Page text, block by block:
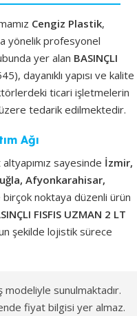
Cengiz Plastik,
yönelik profesyonel
yer alan BASINÇLI
dayanıklı yapısı ve kalite
ticari işletmelerin
üzere tedarik edilmektedir.
Ağı
sayesinde İzmir,
Afyonkarahisar,
noktaya düzenli ürün
FISFIS UZMAN 2 LT
şekilde lojistik sürece
sunulmaktadır.
fiyat bilgisi yer almaz.